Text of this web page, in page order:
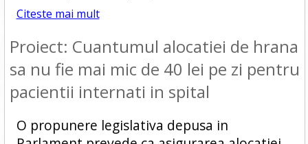
Citeste mai mult
Proiect: Cuantumul alocatiei de hrana
sa nu fie mai mic de 40 lei pe zi pentru
pacientii internati in spital
O propunere legislativa depusa in